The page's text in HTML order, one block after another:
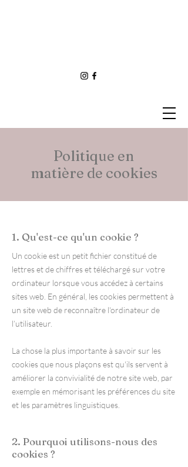
Politique en
matière de cookies
1. Qu'est-ce qu'un cookie ?
Un cookie est un petit fichier constitué de
lettres et de chiffres et téléchargé sur votre
ordinateur lorsque vous accédez à certains
sites web. En général, les cookies permettent à
un site web de reconnaître l'ordinateur de
l’utilisateur.
La chose la plus importante à savoir sur les
cookies que nous plaçons est qu'ils servent à
améliorer la convivialité de notre site web, par
exemple en mémorisant les préférences du site
et les paramètres linguistiques.
2. Pourquoi utilisons-nous des
cookies ?